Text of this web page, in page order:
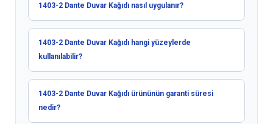
1403-2 Dante Duvar Kağıdı nasıl uygulanır?
1403-2 Dante Duvar Kağıdı hangi yüzeylerde
kullanılabilir?
1403-2 Dante Duvar Kağıdı ürününün garanti süresi
nedir?